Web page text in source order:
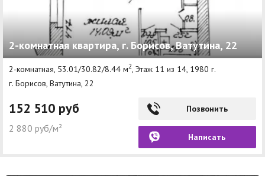
2-комнатная квартира, г. Борисов, Ватутина, 22
2-комнатная, 53.01/30.82/8.44 м2, Этаж 11 из 14, 1980 г.
г. Борисов, Ватутина, 22
152 510 руб
2 880 руб/м²
Позвонить
Написать